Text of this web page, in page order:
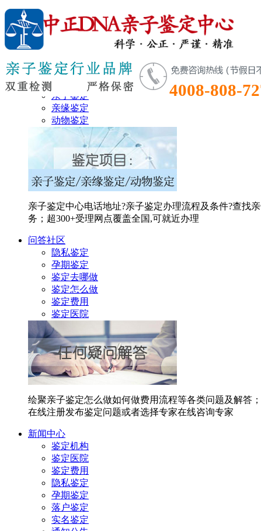
4008-808-
鉴定首页
鉴定项目
亲子鉴定
亲缘鉴定
动物鉴定
亲子鉴定中心电话地址?亲子鉴定办理流程及条件?查找
务；超300+受理网点覆盖全国,可就近办理
问答社区
隐私鉴定
孕期鉴定
鉴定去哪做
鉴定怎么做
鉴定费用
鉴定医院
绘聚亲子鉴定怎么做如何做费用流程等各类问题及解答
在线注册发布鉴定问题或者选择专家在线咨询专家
新闻中心
鉴定机构
鉴定医院
鉴定费用
隐私鉴定
孕期鉴定
落户鉴定
实名鉴定